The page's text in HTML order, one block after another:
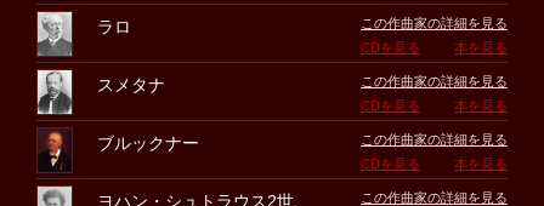
ラロ
この作曲家の詳細を見る
CDを見る
本を見る
スメタナ
この作曲家の詳細を見る
CDを見る
本を見る
ブルックナー
この作曲家の詳細を見る
CDを見る
本を見る
ヨハン・シュトラウス2世
この作曲家の詳細を見る